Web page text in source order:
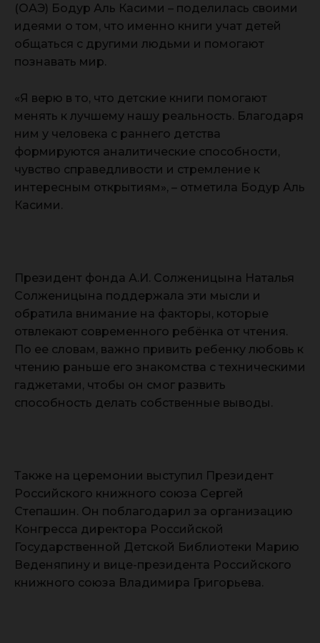
(ОАЭ) Бодур Аль Касими – поделилась своими
идеями о том, что именно книги учат детей
общаться с другими людьми и помогают
познавать мир.
«Я верю в то, что детские книги помогают
менять к лучшему нашу реальность. Благодаря
ним у человека с раннего детства
формируются аналитические способности,
чувство справедливости и стремление к
интересным открытиям», – отметила Бодур Аль
Касими.
Президент фонда А.И. Солженицына Наталья
Солженицына поддержала эти мысли и
обратила внимание на факторы, которые
отвлекают современного ребёнка от чтения.
По ее словам, важно привить ребенку любовь к
чтению раньше его знакомства с техническими
гаджетами, чтобы он смог развить
способность делать собственные выводы.
Также на церемонии выступил Президент
Российского книжного союза Сергей
Степашин. Он поблагодарил за организацию
Конгресса директора Российской
Государственной Детской Библиотеки Марию
Веденяпину и вице-президента Российского
книжного союза Владимира Григорьева.